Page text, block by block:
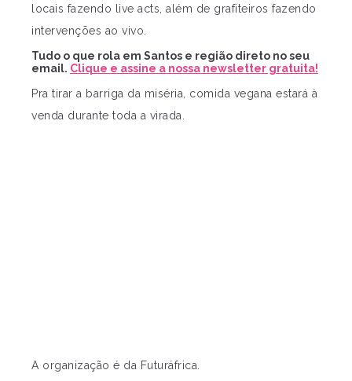
locais fazendo live acts, além de grafiteiros fazendo
intervenções ao vivo.
Tudo o que rola em Santos e região direto no seu
email. Clique e assine a nossa newsletter gratuita!
Pra tirar a barriga da miséria, comida vegana estará à
venda durante toda a virada.
A organização é da Futuráfrica.